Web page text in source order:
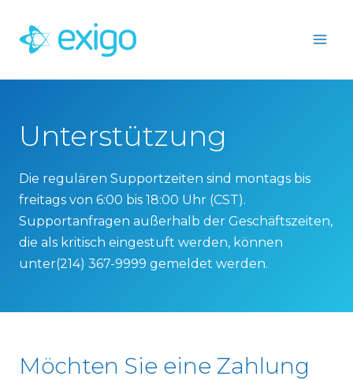
Inhalt
springen
Unterstützung
Die regulären Supportzeiten sind montags bis
freitags von 6:00 bis 18:00 Uhr (CST).
Supportanfragen außerhalb der Geschäftszeiten,
die als kritisch eingestuft werden, können
unter(214) 367-9999 gemeldet werden.
Möchten Sie eine Zahlung